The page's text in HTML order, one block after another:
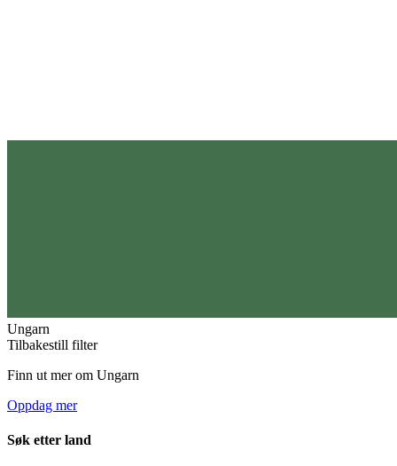
Ungarn
Tilbakestill filter
Finn ut mer om Ungarn
Oppdag mer
Søk etter land